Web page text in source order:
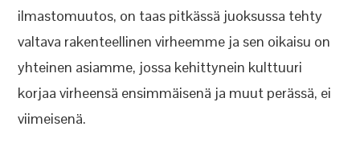
ilmastomuutos, on taas pitkässä juoksussa tehty
valtava rakenteellinen virheemme ja sen oikaisu on
yhteinen asiamme, jossa kehittynein kulttuuri
korjaa virheensä ensimmäisenä ja muut perässä, ei
viimeisenä.